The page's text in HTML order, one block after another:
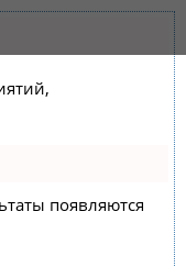
появляются